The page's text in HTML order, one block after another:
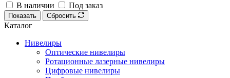
В наличии
Под заказ
Показать Сбросить
Каталог
Нивелиры
Оптические нивелиры
Ротационные лазерные нивелиры
Цифровые нивелиры